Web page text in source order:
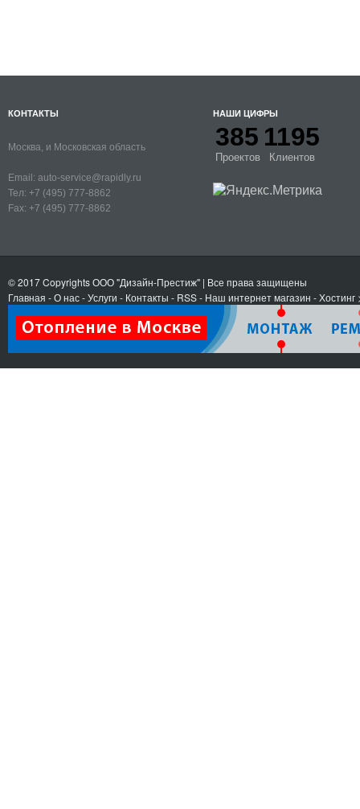
КОНТАКТЫ
Москва, и Московская область
Email: auto-service@rapidly.ru
Тел: +7 (495) 777-8862
Fax: +7 (495) 777-8862
НАШИ ЦИФРЫ
385
Проектов
1195
Клиентов
© 2017 CopyrightsООО "Дизайн-Престиж" | Все права защищены
Главная -О нас-Услуги - Контакты - RSS- Наш интернет магазин -Хостинг